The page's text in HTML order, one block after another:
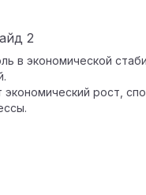
2
в экономической
рост,